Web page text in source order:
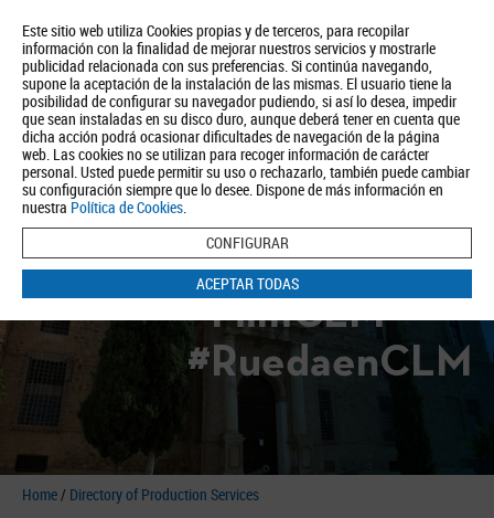
Este sitio web utiliza Cookies propias y de terceros, para recopilar
información con la finalidad de mejorar nuestros servicios y mostrarle
publicidad relacionada con sus preferencias. Si continúa navegando,
supone la aceptación de la instalación de las mismas. El usuario tiene la
posibilidad de configurar su navegador pudiendo, si así lo desea, impedir
que sean instaladas en su disco duro, aunque deberá tener en cuenta que
dicha acción podrá ocasionar dificultades de navegación de la página
web. Las cookies no se utilizan para recoger información de carácter
personal. Usted puede permitir su uso o rechazarlo, también puede cambiar
su configuración siempre que lo desee. Dispone de más información en
nuestra Política de Cookies.
CONFIGURAR
ACEPTAR TODAS
About us Tourism Política de Privacidad Aviso Legal Política de Cookies
BUSCAR
#FilmCLM
#RuedaenCLM
Home/ Directory of Production Services